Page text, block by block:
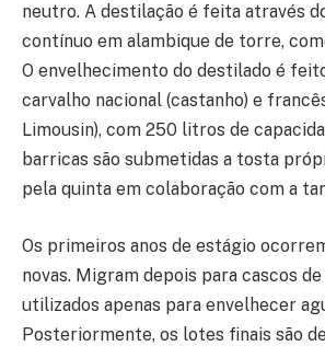
neutro. A destilação é feita através
contínuo em alambique de torre,
O envelhecimento do destilado é
carvalho nacional (castanho) e
Limousin), com 250 litros de
barricas são submetidas a tosta
pela quinta em colaboração com a
Os primeiros anos de estágio
novas. Migram depois para cascos
utilizados apenas para envelhecer
Posteriormente, os lotes finais são